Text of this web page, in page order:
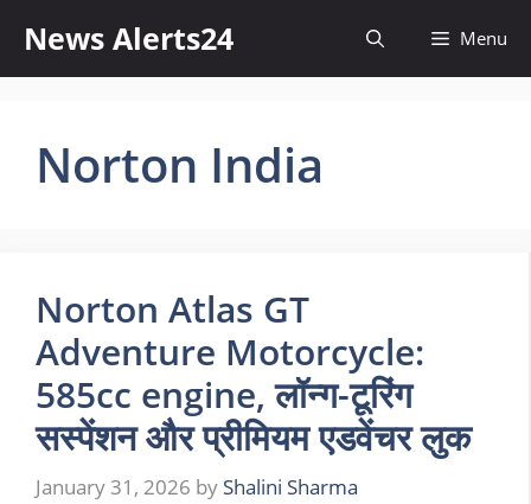
content
News Alerts24 Menu
Norton India
Norton Atlas GT
Adventure Motorcycle:
585cc engine, लॉन्ग-टूरिंग
सस्पेंशन और प्रीमियम एडवेंचर लुक
January 31, 2026 by Shalini Sharma